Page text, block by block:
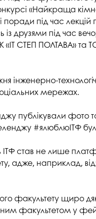
маркетингу
впровадження
процесу
Студентське містечко
наукові
«Найкраща
поради під час
із друзями під час
СТЕП ПОЛТАВА» та
інженерно-
мережах.
публікували
челенджу #ялюблюІТФ
став не лише
адже, наприклад,
факультету щиро
факультетом у